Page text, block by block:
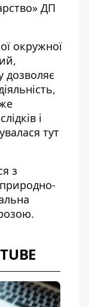
ДП
окружної
дозволяє
і
тут
з